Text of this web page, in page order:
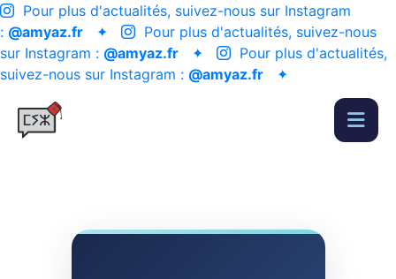
Pour plus d'actualités, suivez-nous sur Instagram
: @amyaz.fr ✦
Pour plus d'actualités, suivez-nous
sur Instagram : @amyaz.fr ✦
Pour plus d'actualités,
suivez-nous sur Instagram : @amyaz.fr ✦